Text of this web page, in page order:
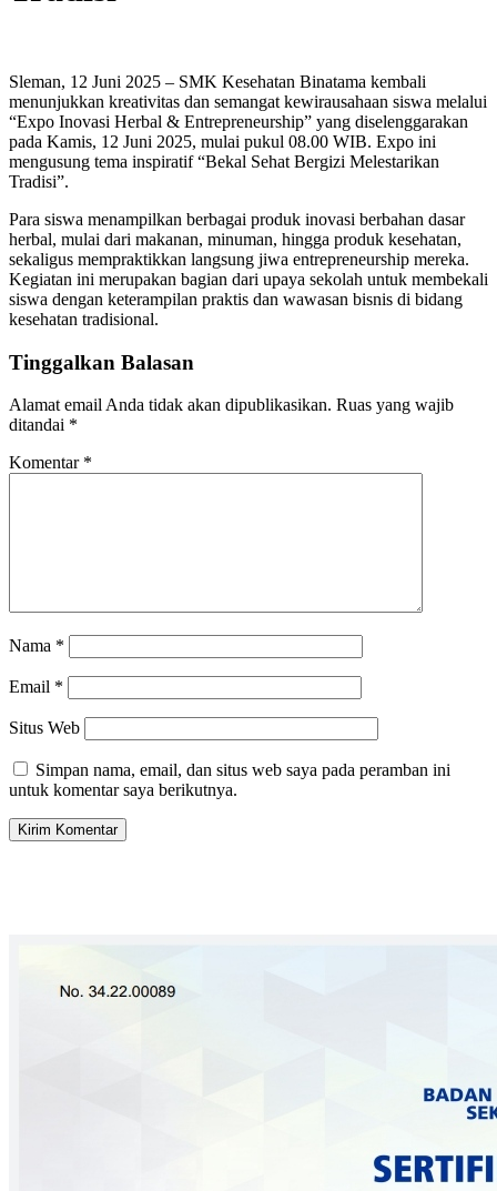
Sleman, 12 Juni 2025 – SMK Kesehatan Binatama kembali
menunjukkan kreativitas dan semangat kewirausahaan siswa melalui
“Expo Inovasi Herbal & Entrepreneurship” yang diselenggarakan
pada Kamis, 12 Juni 2025, mulai pukul 08.00 WIB. Expo ini
mengusung tema inspiratif “Bekal Sehat Bergizi Melestarikan
Tradisi”.
Para siswa menampilkan berbagai produk inovasi berbahan dasar
herbal, mulai dari makanan, minuman, hingga produk kesehatan,
sekaligus mempraktikkan langsung jiwa entrepreneurship mereka.
Kegiatan ini merupakan bagian dari upaya sekolah untuk membekali
siswa dengan keterampilan praktis dan wawasan bisnis di bidang
kesehatan tradisional.
Tinggalkan Balasan
Alamat email Anda tidak akan dipublikasikan. Ruas yang wajib
ditandai *
Komentar *
Nama *
Email *
Situs Web
Simpan nama, email, dan situs web saya pada peramban ini
untuk komentar saya berikutnya.